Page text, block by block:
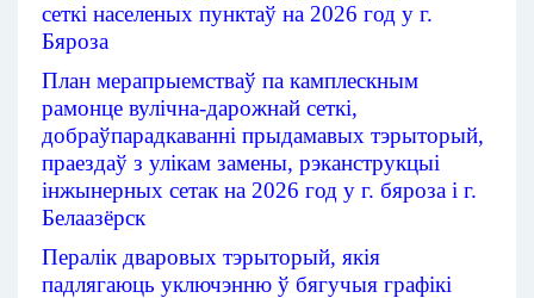
сеткі населеных пунктаў на 2026 год у г.
Бяроза
План мерапрыемстваў па камплескным
рамонце вулічна-дарожнай сеткі,
добраўпарадкаванні прыдамавых тэрыторый
праездаў з улікам замены, рэканструкцыі
інжынерных сетак на 2026 год у г. бяроза і г.
Белаазёрск
Пералік дваровых тэрыторый, якія
падлягаюць уключэнню ў бягучыя графікі